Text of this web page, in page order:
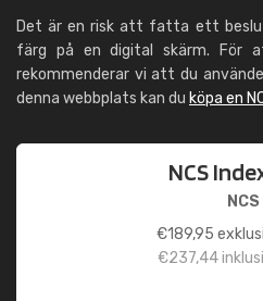
Det är en risk att fatta ett
färg på en digital skärm. För
rekommenderar vi att du
denna webbplats kan du köpa en
NCS
NCS
€189,95
€237,44